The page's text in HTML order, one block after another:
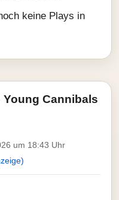
keine Plays in
Cannibals
um 18:43 Uhr